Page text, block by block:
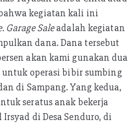
kegiatan kali ini
Garage Saleadalah kegiatan
dana. Dana tersebut
akan kami gunakan dua
untuk operasi bibir sumbing
di Sampang. Yang kedua,
seratus anak bekerja
Irsyad di Desa Senduro, di